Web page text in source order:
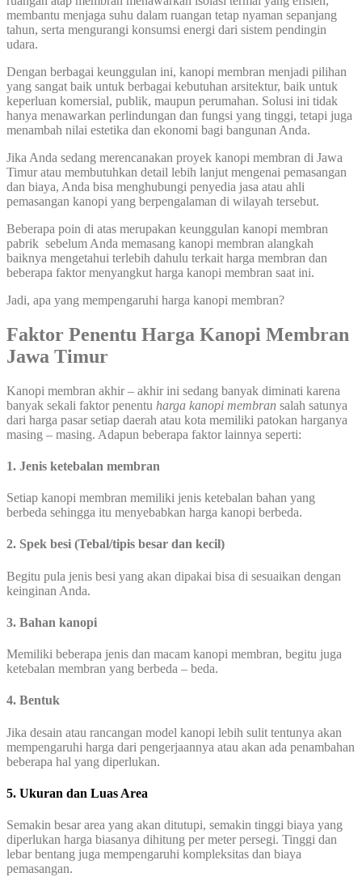
membantu menjaga suhu dalam ruangan tetap nyaman sepanjang
tahun, serta mengurangi konsumsi energi dari sistem pendingin
udara.
Dengan berbagai keunggulan ini, kanopi membran menjadi pilihan
yang sangat baik untuk berbagai kebutuhan arsitektur, baik untuk
keperluan komersial, publik, maupun perumahan. Solusi ini tidak
hanya menawarkan perlindungan dan fungsi yang tinggi, tetapi juga
menambah nilai estetika dan ekonomi bagi bangunan Anda.
Jika Anda sedang merencanakan proyek kanopi membran di Jawa
Timur atau membutuhkan detail lebih lanjut mengenai pemasangan
dan biaya, Anda bisa menghubungi penyedia jasa atau ahli
pemasangan kanopi yang berpengalaman di wilayah tersebut.
Beberapa poin di atas merupakan keunggulan kanopi membran
pabrik sebelum Anda memasang kanopi membran alangkah
baiknya mengetahui terlebih dahulu terkait harga membran dan
beberapa faktor menyangkut harga kanopi membran saat ini.
Jadi, apa yang mempengaruhi harga kanopi membran?
Faktor Penentu Harga Kanopi Membran
Jawa Timur
Kanopi membran akhir – akhir ini sedang banyak diminati karena
banyak sekali faktor penentu harga kanopi membran salah satunya
dari harga pasar setiap daerah atau kota memiliki patokan harganya
masing – masing. Adapun beberapa faktor lainnya seperti:
1. Jenis ketebalan membran
Setiap kanopi membran memiliki jenis ketebalan bahan yang
berbeda sehingga itu menyebabkan harga kanopi berbeda.
2. Spek besi (Tebal/tipis besar dan kecil)
Begitu pula jenis besi yang akan dipakai bisa di sesuaikan dengan
keinginan Anda.
3. Bahan kanopi
Memiliki beberapa jenis dan macam kanopi membran, begitu juga
ketebalan membran yang berbeda – beda.
4. Bentuk
Jika desain atau rancangan model kanopi lebih sulit tentunya akan
mempengaruhi harga dari pengerjaannya atau akan ada penambahan
beberapa hal yang diperlukan.
5. Ukuran dan Luas Area
Semakin besar area yang akan ditutupi, semakin tinggi biaya yang
diperlukan harga biasanya dihitung per meter persegi. Tinggi dan
lebar bentang juga mempengaruhi kompleksitas dan biaya
pemasangan.